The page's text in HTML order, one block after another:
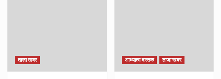
ताज़ा खबर आध्यात्म दस्तक ताज़ा खबर